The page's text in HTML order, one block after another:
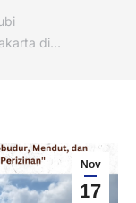
di…
Nov
17